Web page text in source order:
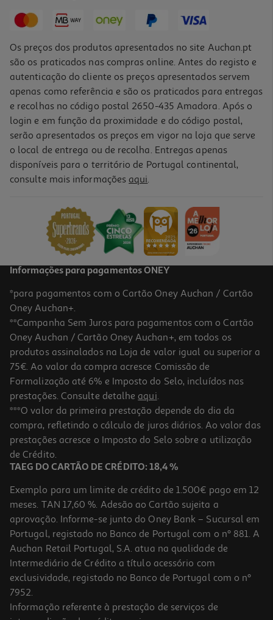
Os preços dos produtos apresentados no site Auchan.pt
são os praticados nas compras online. Antes do registo e
autenticação do cliente os preços apresentados servem
apenas como referência e são os praticados para entregas
e recolhas no código postal 2650-435 Amadora. Após o
login e em função da proximidade e do código postal,
serão apresentados os preços em vigor na loja que serve
o local de entrega ou de recolha. Entregas apenas
disponíveis para o território de Portugal continental,
consulte mais informações aqui.
Informações para pagamentos ONEY
*para pagamentos com o Cartão Oney Auchan / Cartão
Oney Auchan+.
**Campanha Sem Juros para pagamentos com o Cartão
Oney Auchan / Cartão Oney Auchan+, em todos os
produtos assinalados na Loja de valor igual ou superior a
75€. Ao valor da compra acresce Comissão de
Formalização até 6% e Imposto do Selo, incluídos nas
prestações. Consulte detalhe aqui.
***O valor da primeira prestação depende do dia da
compra, refletindo o cálculo de juros diários. Ao valor das
prestações acresce o Imposto do Selo sobre a utilização
de Crédito.
TAEG DO CARTÃO DE CRÉDITO: 18,4 %
Exemplo para um limite de crédito de 1.500€ pago em 12
meses. TAN 17,60 %. Adesão ao Cartão sujeita a
aprovação. Informe-se junto do Oney Bank – Sucursal em
Portugal, registado no Banco de Portugal com o nº 881. A
Auchan Retail Portugal, S.A. atua na qualidade de
Intermediário de Crédito a título acessório com
exclusividade, registado no Banco de Portugal com o nº
7952.
Informação referente à prestação de serviços de